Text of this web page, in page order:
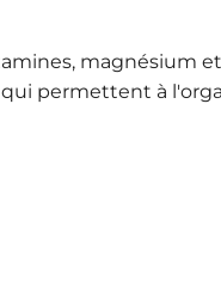
magnésium
permettent à